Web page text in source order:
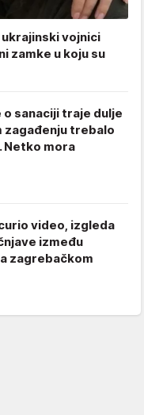
vojnici
zamke u koju su
sanaciji traje dulje
zagađenju trebalo
Netko mora
video, izgleda
između
zagrebačkom